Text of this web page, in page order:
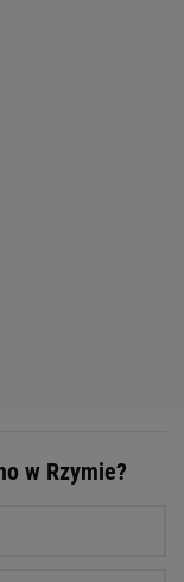
w Rzymie?